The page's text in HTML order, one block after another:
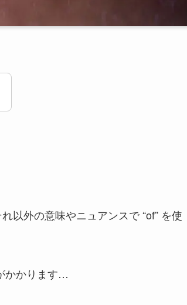
以外の意味やニュアンスで “of” を使
かかります…